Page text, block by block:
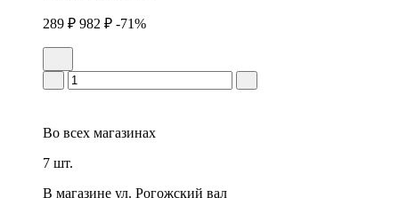
289 ₽ 982 ₽ -71%
Во всех магазинах
7 шт.
В магазине ул. Рогожский вал